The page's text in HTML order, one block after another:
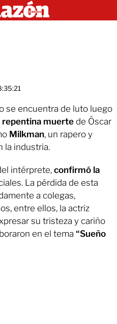
se encuentra de luto luego
repentina muerte de Óscar
Milkman, un rapero y
la industria.
intérprete,confirmó la
La pérdida de esta
a colegas,
entre ellos, la actriz
su tristeza y cariño
en el tema “Sueño